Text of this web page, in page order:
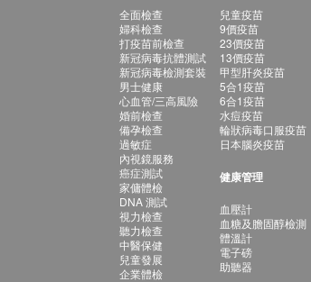
全面檢查
婦科檢查
打疫苗前檢查
新冠病毒抗體測試
新冠病毒檢測套裝
男士健康
心血管/三高風險
婚前檢查
備孕檢查
過敏症
內視鏡服務
癌症測試
家傭體檢
DNA 測試
視力檢查
聽力檢查
中醫保健
兒童發展
企業體檢
兒童疫苗
9價疫苗
23價疫苗
13價疫苗
甲型肝炎疫苗
5合1疫苗
6合1疫苗
水痘疫苗
輪狀病毒口服疫苗
日本腦炎疫苗
健康管理
血壓計
血糖及膽固醇檢測
體溫計
電子磅
助聽器